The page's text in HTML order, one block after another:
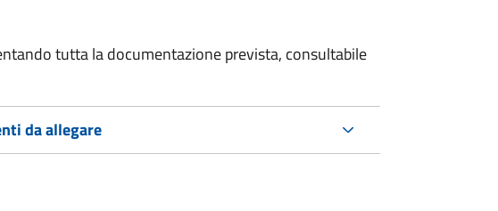
tutta la documentazione prevista, consultabile
da allegare